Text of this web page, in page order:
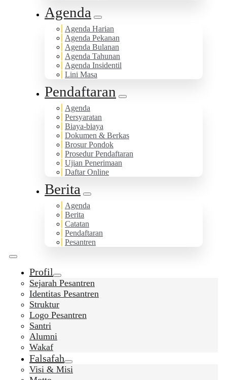
Agenda
Agenda Harian
Agenda Pekanan
Agenda Bulanan
Agenda Tahunan
Agenda Insidentil
Lini Masa
Pendaftaran
Agenda
Persyaratan
Biaya-biaya
Dokumen & Berkas
Brosur Pondok
Prosedur Pendaftaran
Ujian Penerimaan
Daftar Online
Berita
Agenda
Berita
Catatan
Pendaftaran
Pesantren
Profil
Sejarah Pesantren
Identitas Pesantren
Struktur
Logo Pesantren
Santri
Alumni
Wakaf
Falsafah
Visi & Misi